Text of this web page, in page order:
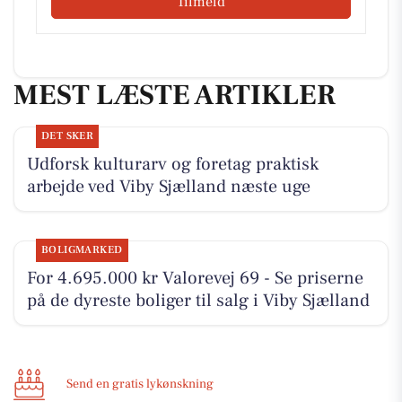
MEST LÆSTE ARTIKLER
DET SKER
Udforsk kulturarv og foretag praktisk
arbejde ved Viby Sjælland næste uge
BOLIGMARKED
For 4.695.000 kr Valorevej 69 - Se priserne
på de dyreste boliger til salg i Viby Sjælland
Send en gratis lykønskning